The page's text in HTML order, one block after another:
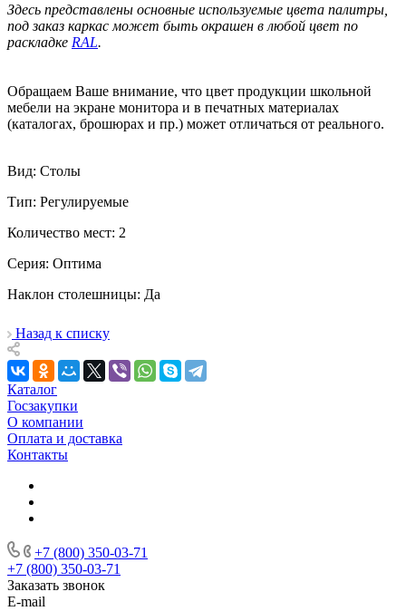
Здесь представлены основные используемые цвета палитры,
под заказ каркас может быть окрашен в любой цвет по
раскладке RAL.
Обращаем Ваше внимание, что цвет продукции школьной
мебели на экране монитора и в печатных материалах
(каталогах, брошюрах и пр.) может отличаться от реального.
Вид: Столы
Тип: Регулируемые
Количество мест: 2
Серия: Оптима
Наклон столешницы: Да
Назад к списку
Каталог
Госзакупки
О компании
Оплата и доставка
Контакты
+7 (800) 350-03-71
+7 (800) 350-03-71
Заказать звонок
E-mail